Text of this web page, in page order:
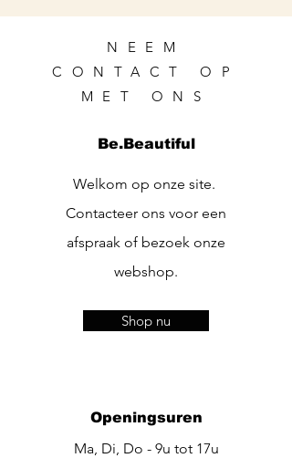
NEEM
CONTACT OP
MET ONS
Be.Beautiful
Welkom op onze site.
Contacteer ons voor een
afspraak of bezoek onze
webshop.
Shop nu
Openingsuren
Ma, Di, Do - 9u tot 17u